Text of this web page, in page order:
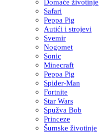
Domaće životinje
Safari
Peppa Pig
Autići i strojevi
Svemir
Nogomet
Sonic
Minecraft
Peppa Pig
Spider-Man
Fortnite
Star Wars
Spužva Bob
Princeze
Šumske životinje